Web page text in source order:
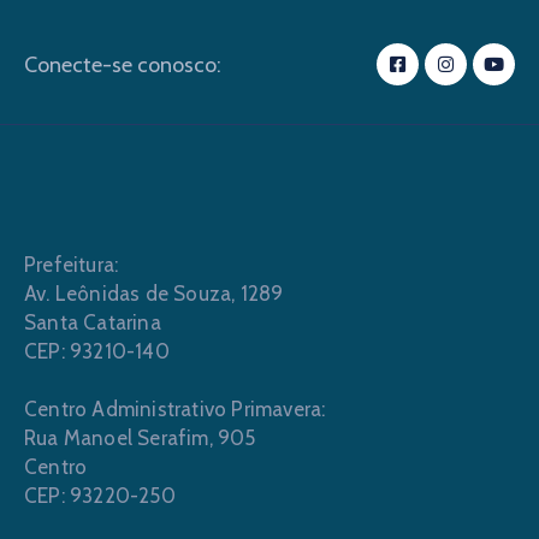
Conecte-se conosco:
Prefeitura:
Av. Leônidas de Souza, 1289
Santa Catarina
CEP: 93210-140
Centro Administrativo Primavera:
Rua Manoel Serafim, 905
Centro
CEP: 93220-250